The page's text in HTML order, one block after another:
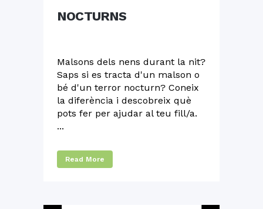
NOCTURNS
Malsons dels nens durant la nit?
Saps si es tracta d'un malson o
bé d'un terror nocturn? Coneix
la diferència i descobreix què
pots fer per ajudar al teu fill/a.
...
Read More